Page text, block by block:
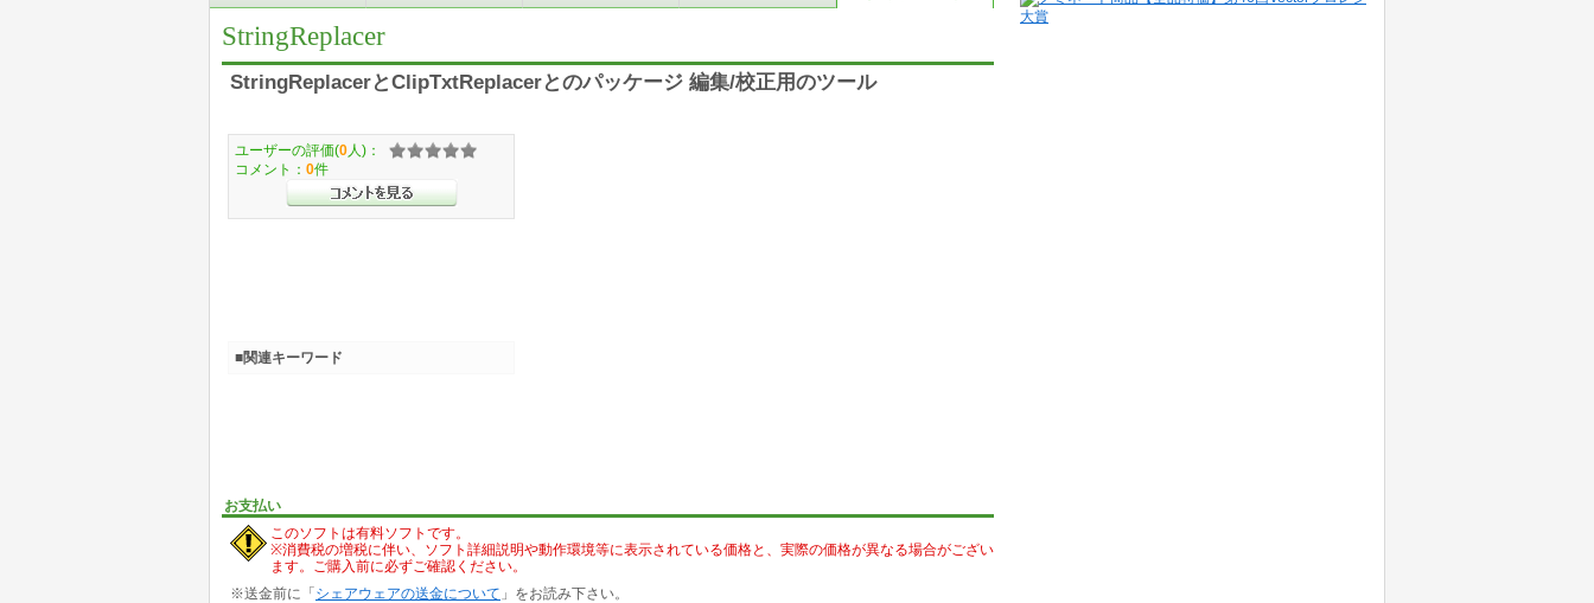
StringReplacer
StringReplacerとClipTxtReplacerとのパッケージ 編集/校正用のツール
お支払い
このソフトは有料ソフトです。
※消費税の増税に伴い、ソフト詳細説明や動作環境等に表示されている価格と、実際の価格が異なる場合がござい
ます。ご購入前に必ずご確認ください。
※送金前に「シェアウェアの送金について 」をお読み下さい。
ユーザーの評価(0 人)：
コメント： 0件
■関連キーワード